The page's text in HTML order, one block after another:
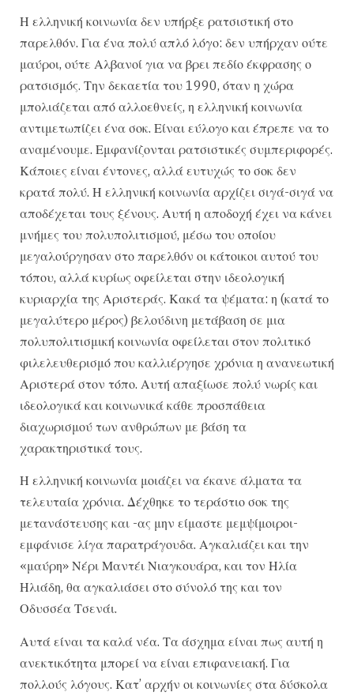
Η ελληνική κοινωνία δεν υπήρξε ρατσιστική στο
παρελθόν. Για ένα πολύ απλό λόγο: δεν υπήρχαν ούτε
μαύροι, ούτε Αλβανοί για να βρει πεδίο έκφρασης ο
ρατσισμός. Την δεκαετία του 1990, όταν η χώρα
μπολιάζεται από αλλοεθνείς, η ελληνική κοινωνία
αντιμετωπίζει ένα σοκ. Είναι εύλογο και έπρεπε να το
αναμένουμε. Εμφανίζονται ρατσιστικές συμπεριφορές.
Κάποιες είναι έντονες, αλλά ευτυχώς το σοκ δεν
κρατά πολύ. Η ελληνική κοινωνία αρχίζει σιγά-σιγά να
αποδέχεται τους ξένους. Αυτή η αποδοχή έχει να κάνει
μνήμες του πολυπολιτισμού, μέσω του οποίου
μεγαλούργησαν στο παρελθόν οι κάτοικοι αυτού του
τόπου, αλλά κυρίως οφείλεται στην ιδεολογική
κυριαρχία της Αριστεράς. Κακά τα ψέματα: η (κατά το
μεγαλύτερο μέρος) βελούδινη μετάβαση σε μια
πολυπολιτισμική κοινωνία οφείλεται στον πολιτικό
φιλελευθερισμό που καλλιέργησε χρόνια η ανανεωτική
Αριστερά στον τόπο. Αυτή απαξίωσε πολύ νωρίς και
ιδεολογικά και κοινωνικά κάθε προσπάθεια
διαχωρισμού των ανθρώπων με βάση τα
χαρακτηριστικά τους.
Η ελληνική κοινωνία μοιάζει να έκανε άλματα τα
τελευταία χρόνια. Δέχθηκε το τεράστιο σοκ της
μετανάστευσης και -ας μην είμαστε μεμψίμοιροι-
εμφάνισε λίγα παρατράγουδα. Αγκαλιάζει και την
«μαύρη» Νέρι Μαντέι Νιαγκουάρα, και τον Ηλία
Ηλιάδη, θα αγκαλιάσει στο σύνολό της και τον
Οδυσσέα Τσενάι.
Αυτά είναι τα καλά νέα. Τα άσχημα είναι πως αυτή η
ανεκτικότητα μπορεί να είναι επιφανειακή. Για
πολλούς λόγους. Κατ’ αρχήν οι κοινωνίες στα δύσκολα